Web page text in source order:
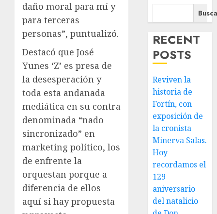
daño moral para mí y
para terceras
personas”, puntualizó.
Destacó que José
Yunes ‘Z’ es presa de
la desesperación y
toda esta andanada
mediática en su contra
denominada “nado
sincronizado” en
marketing político, los
de enfrente la
orquestan porque a
diferencia de ellos
aquí si hay propuesta
RECENT
POSTS
Reviven la
historia de
Fortín, con
exposición de
la cronista
Minerva Salas.
Hoy
recordamos el
129
aniversario
del natalicio